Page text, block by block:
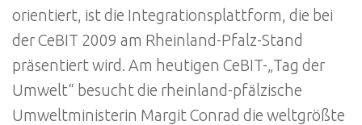
orientiert, ist die Integrationsplattform, die bei
der CeBIT 2009 am Rheinland-Pfalz-Stand
präsentiert wird. Am heutigen CeBIT-„Tag der
Umwelt“ besucht die rheinland-pfälzische
Umweltministerin Margit Conrad die weltgrößte